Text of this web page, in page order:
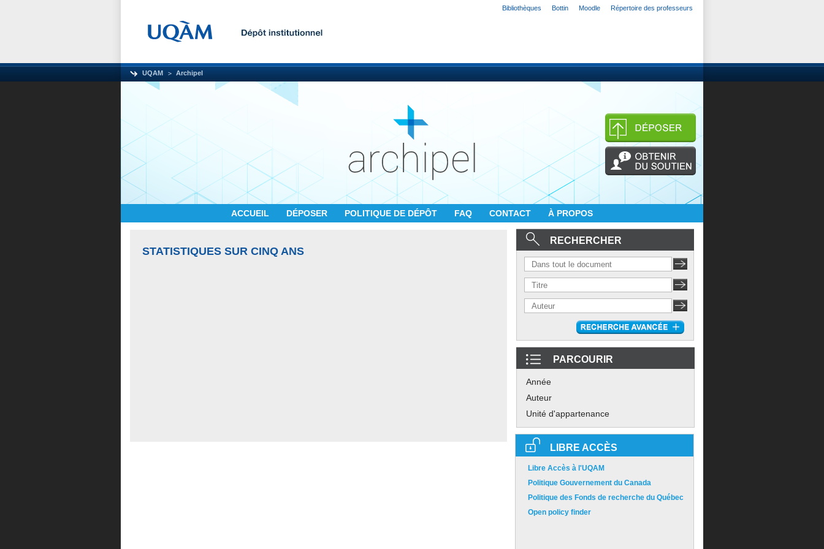
Bibliothèques Bottin Moodle Répertoire des professeurs
UQAM Archipel
ACCUEIL DÉPOSER POLITIQUE DE DÉPÔT FAQ CONTACT À PROPOS
STATISTIQUES SUR CINQ ANS
RECHERCHER
PARCOURIR
Année
Auteur
Unité d'appartenance
LIBRE ACCÈS
Libre Accès à l'UQAM
Politique Gouvernement du Canada
Politique des Fonds de recherche du Québec
Open policy finder